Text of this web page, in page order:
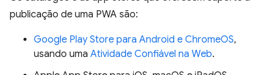
publicação de uma PWA são:
Google Play Store para Android e ChromeOS,
usando uma Atividade Confiável na Web.